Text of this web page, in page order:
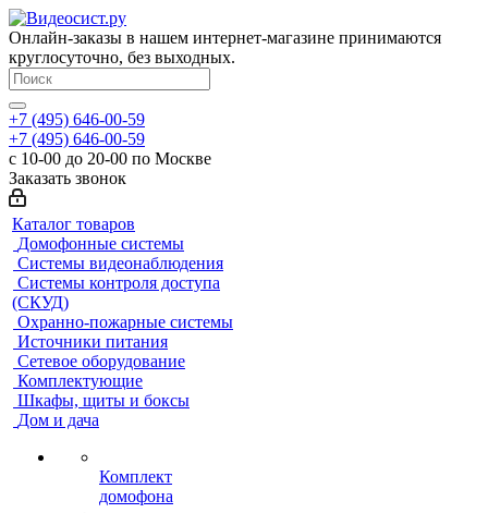
Онлайн-заказы в нашем интернет-магазине принимаются
круглосуточно, без выходных.
+7 (495) 646-00-59
+7 (495) 646-00-59
с 10-00 до 20-00 по Москве
Заказать звонок
Каталог товаров
Домофонные системы
Системы видеонаблюдения
Системы контроля доступа
(СКУД)
Охранно-пожарные системы
Источники питания
Сетевое оборудование
Комплектующие
Шкафы, щиты и боксы
Дом и дача
Комплект
домофона